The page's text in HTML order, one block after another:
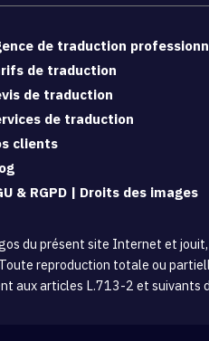
de traduction
de traduction
de traduction
de traduction
clients
& RGPD | Droits des images
du présent site Internet et
reproduction totale ou
aux articles L.713-2 et suivants